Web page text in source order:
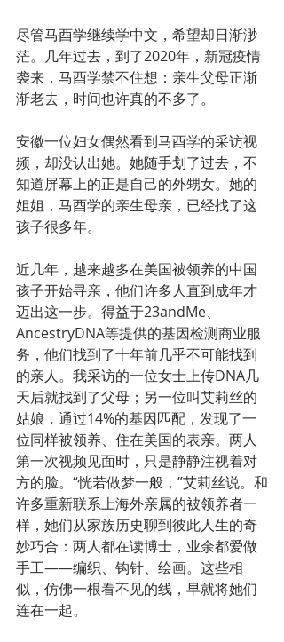
尽管马酉学继续学中文，希望却日渐渺
茫。几年过去，到了2020年，新冠疫情
袭来，马酉学禁不住想：亲生父母正渐
渐老去，时间也许真的不多了。
安徽一位妇女偶然看到马酉学的采访视
频，却没认出她。她随手划了过去，不
知道屏幕上的正是自己的外甥女。她的
姐姐，马酉学的亲生母亲，已经找了这
孩子很多年。
近几年，越来越多在美国被领养的中国
孩子开始寻亲，他们许多人直到成年才
迈出这一步。得益于23andMe、
AncestryDNA等提供的基因检测商业服
务，他们找到了十年前几乎不可能找到
的亲人。我采访的一位女士上传DNA几
天后就找到了父母；另一位叫艾莉丝的
姑娘，通过14%的基因匹配，发现了一
位同样被领养、住在美国的表亲。两人
第一次视频见面时，只是静静注视着对
方的脸。“恍若做梦一般，”艾莉丝说。和
许多重新联系上海外亲属的被领养者一
样，她们从家族历史聊到彼此人生的奇
妙巧合：两人都在读博士，业余都爱做
手工——编织、钩针、绘画。这些相
似，仿佛一根看不见的线，早就将她们
连在一起。